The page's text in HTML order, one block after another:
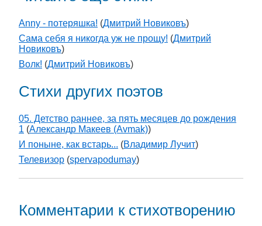
Anny - потеряшка! (Дмитрий Новиковъ)
Сама себя я никогда уж не прощу! (Дмитрий
Новиковъ)
Волк! (Дмитрий Новиковъ)
Стихи других поэтов
05. Детство раннее, за пять месяцев до рождения
1 (Александр Макеев (Avmak))
И поныне, как встарь... (Владимир Лучит)
Телевизор (spervapodumay)
Комментарии к стихотворению